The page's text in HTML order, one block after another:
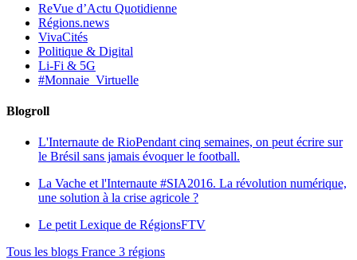
ReVue d’Actu Quotidienne
Régions.news
VivaCités
Politique & Digital
Li-Fi & 5G
#Monnaie_Virtuelle
Blogroll
L'Internaute de RioPendant cinq semaines, on peut écrire sur
le Brésil sans jamais évoquer le football.
La Vache et l'Internaute #SIA2016. La révolution numérique,
une solution à la crise agricole ?
Le petit Lexique de RégionsFTV
Tous les blogs France 3 régions